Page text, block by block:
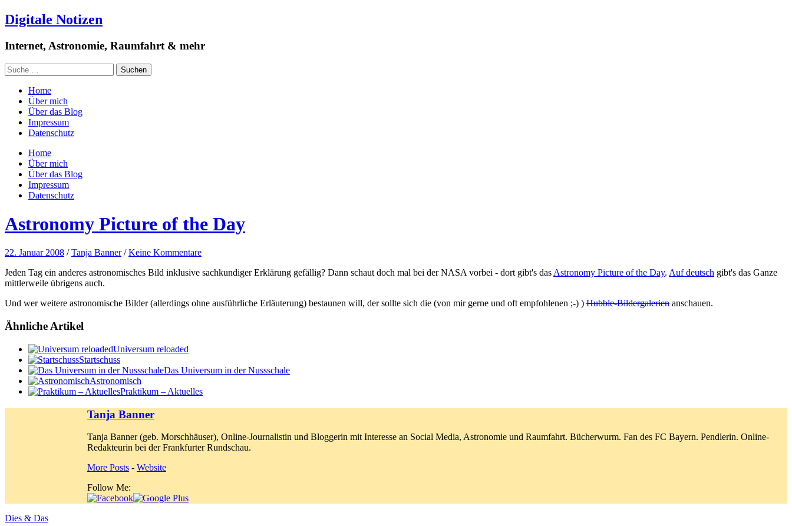
Digitale Notizen
Internet, Astronomie, Raumfahrt & mehr
Home
Über mich
Über das Blog
Impressum
Datenschutz
Home
Über mich
Über das Blog
Impressum
Datenschutz
Astronomy Picture of the Day
22. Januar 2008 /Tanja Banner /Keine Kommentare
Jeden Tag ein anderes astronomisches Bild inklusive sachkundiger Erklärung gefällig? Dann schaut doch mal bei der NASA vorbei - dort gibt's dasAstronomy Picture of the Day. Auf deutsch gibt's das Ganze
mittlerweile übrigens auch.
Und wer weitere astronomische Bilder (allerdings ohne ausführliche Erläuterung) bestaunen will, der sollte sich die (von mir gerne und oft empfohlenen ;-) ) Hubble-Bildergalerien anschauen.
Ähnliche Artikel
Universum reloaded
Startschuss
Das Universum in der Nussschale
Astronomisch
Praktikum – Aktuelles
Tanja Banner
Tanja Banner (geb. Morschhäuser), Online-Journalistin und Bloggerin mit Interesse an Social Media, Astronomie und Raumfahrt. Bücherwurm. Fan des FC Bayern. Pendlerin. Online-
Redakteurin bei der Frankfurter Rundschau.
More Posts - Website
Follow Me:
Dies & Das